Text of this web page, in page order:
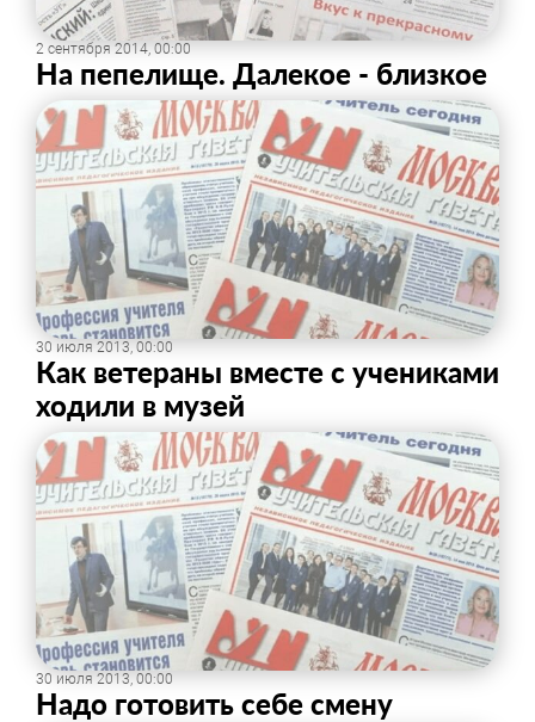
2 сентября 2014, 00:00
На пепелище. Далекое - близкое
30 июля 2013, 00:00
Как ветераны вместе с учениками
ходили в музей
30 июля 2013, 00:00
Надо готовить себе смену